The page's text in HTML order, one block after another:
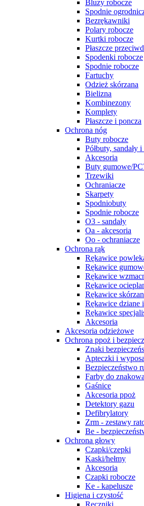
Bluzy robocze
Spodnie
Bezrękawniki
Polary robocze
Kurtki robocze
Płaszcze
Spodenki robocze
Spodnie robocze
Fartuchy
Odzież skórzana
Bielizna
Kombinezony
Komplety
Płaszcze i poncza
Ochrona nóg
Buty robocze
Półbuty, sandały
Akcesoria
Buty gumowe/
Trzewiki
Ochraniacze
Skarpety
Spodniobuty
Spodnie robocze
O3 - sandały
Oa - akcesoria
Oo - ochraniacze
Ochrona rąk
Rękawice
Rękawice
Rękawice
Rękawice
Rękawice
Rękawice dziane
Rękawice
Akcesoria
Akcesoria odzieżowe
Ochrona ppoż i
Znaki
Apteczki i
Bezpieczeństwo
Farby do
Gaśnice
Akcesoria ppoż
Detektory gazu
Defibrylatory
Zrm - zestawy
Be -
Ochrona głowy
Czapki/czepki
Kaski/hełmy
Akcesoria
Czapki robocze
Ke - kapelusze
Higiena i czystość
Ręczniki